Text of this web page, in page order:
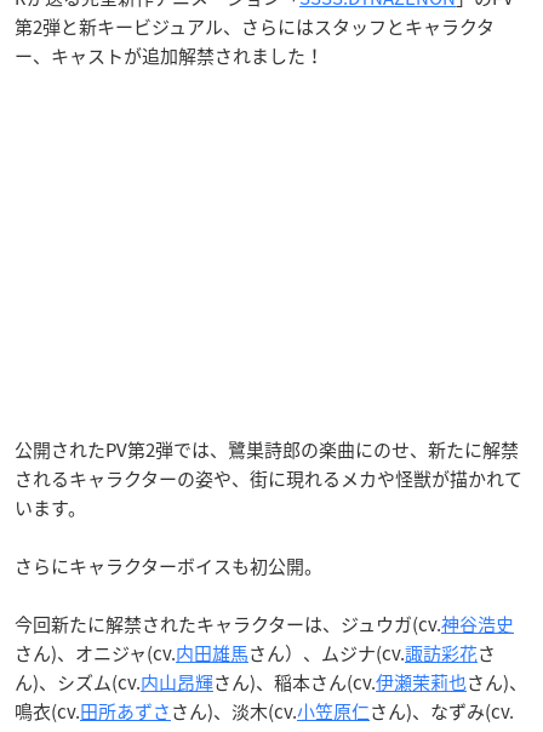
第2弾と新キービジュアル、さらにはスタッフとキャラクタ
ー、キャストが追加解禁されました！
公開されたPV第2弾では、鷺巣詩郎の楽曲にのせ、新たに解禁
されるキャラクターの姿や、街に現れるメカや怪獣が描かれて
います。
さらにキャラクターボイスも初公開。
今回新たに解禁されたキャラクターは、ジュウガ(cv.神谷浩史
さん)、オニジャ(cv.内田雄馬さん）、ムジナ(cv.諏訪彩花さ
ん)、シズム(cv.内山昂輝さん)、稲本さん(cv.伊瀬茉莉也さん)、
鳴衣(cv.田所あずささん)、淡木(cv.小笠原仁さん)、なずみ(cv.